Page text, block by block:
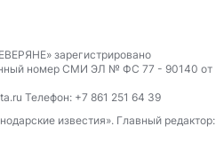
зарегистрировано
номер СМИ ЭЛ № ФС 77 - 90140 от
Телефон: +7 861 251 64 39
известия». Главный редактор: